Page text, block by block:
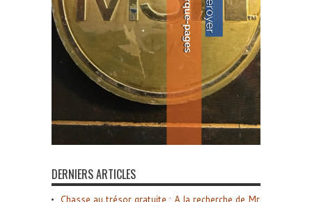
DERNIERS ARTICLES
Chasse au trésor gratuite : A la recherche de Mr